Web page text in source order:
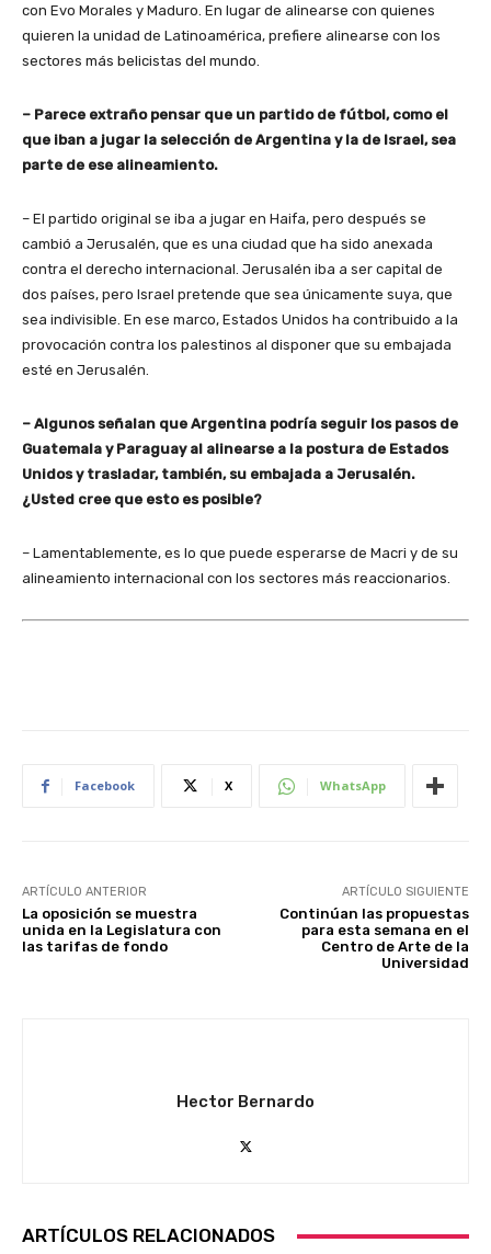
con Evo Morales y Maduro. En lugar de alinearse con quienes
quieren la unidad de Latinoamérica, prefiere alinearse con los
sectores más belicistas del mundo.
– Parece extraño pensar que un partido de fútbol, como el
que iban a jugar la selección de Argentina y la de Israel, sea
parte de ese alineamiento.
– El partido original se iba a jugar en Haifa, pero después se
cambió a Jerusalén, que es una ciudad que ha sido anexada
contra el derecho internacional. Jerusalén iba a ser capital de
dos países, pero Israel pretende que sea únicamente suya, que
sea indivisible. En ese marco, Estados Unidos ha contribuido a la
provocación contra los palestinos al disponer que su embajada
esté en Jerusalén.
– Algunos señalan que Argentina podría seguir los pasos de
Guatemala y Paraguay al alinearse a la postura de Estados
Unidos y trasladar, también, su embajada a Jerusalén.
¿Usted cree que esto es posible?
– Lamentablemente, es lo que puede esperarse de Macri y de su
alineamiento internacional con los sectores más reaccionarios.
Facebook X WhatsApp
ARTÍCULO ANTERIOR
La oposición se muestra
unida en la Legislatura con
las tarifas de fondo
ARTÍCULO SIGUIENTE
Continúan las propuestas
para esta semana en el
Centro de Arte de la
Universidad
Hector Bernardo
ARTÍCULOS RELACIONADOS